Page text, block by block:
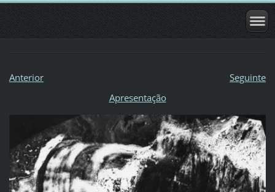
Anterior
Seguinte
Apresentação